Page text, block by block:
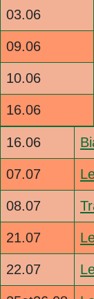
03.06
09.06
10.06
16.06
16.06
07.07
08.07
21.07
22.07